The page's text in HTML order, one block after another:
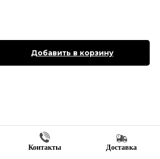
Добавить в корзину
Контакты Доставка